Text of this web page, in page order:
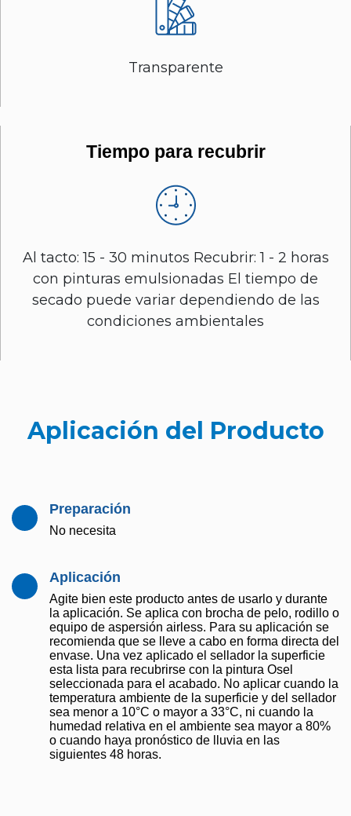
Transparente
Tiempo para recubrir
Al tacto: 15 - 30 minutos Recubrir: 1 - 2 horas
con pinturas emulsionadas El tiempo de
secado puede variar dependiendo de las
condiciones ambientales
Aplicación del Producto
Preparación
No necesita
Aplicación
Agite bien este producto antes de usarlo y durante
la aplicación. Se aplica con brocha de pelo, rodillo o
equipo de aspersión airless. Para su aplicación se
recomienda que se lleve a cabo en forma directa del
envase. Una vez aplicado el sellador la superficie
esta lista para recubrirse con la pintura Osel
seleccionada para el acabado. No aplicar cuando la
temperatura ambiente de la superficie y del sellador
sea menor a 10°C o mayor a 33°C, ni cuando la
humedad relativa en el ambiente sea mayor a 80%
o cuando haya pronóstico de lluvia en las
siguientes 48 horas.